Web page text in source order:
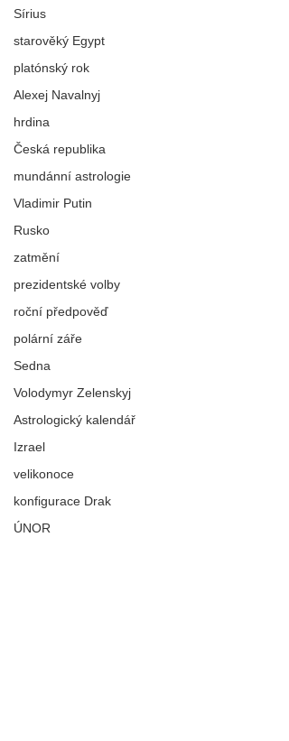
Sírius
starověký Egypt
platónský rok
Alexej Navalnyj
hrdina
Česká republika
mundánní astrologie
Vladimir Putin
Rusko
zatmění
prezidentské volby
roční předpověď
polární záře
Sedna
Volodymyr Zelenskyj
Astrologický kalendář
Izrael
velikonoce
konfigurace Drak
ÚNOR